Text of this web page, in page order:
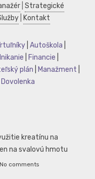
Strategické
Kontakt
Autoškola
Financie
plán Manažment
Dovolenka
kreatínu na
na svalovú hmotu
No comments